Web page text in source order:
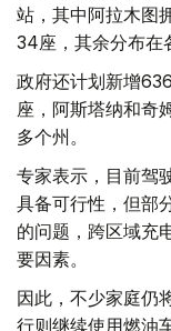
站，其中阿拉木图
34座，其余分布在
政府还计划新增
座，阿斯塔纳和奇
多个州。
专家表示，目前驾
具备可行性，但部
的问题，跨区域充
要因素。
因此，不少家庭仍
行则继续使用燃油车